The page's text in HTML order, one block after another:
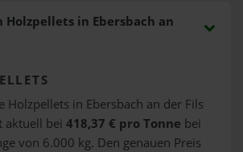
in Ebersbach an
Holzpellets in Ebersbach an der Fils
aktuell bei 418,37 € pro Tonne bei
von 6.000 kg. Den genauen Preis